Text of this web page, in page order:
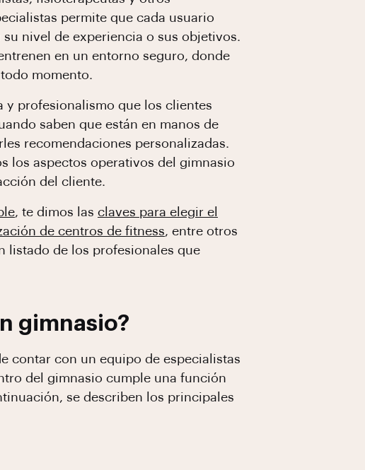
permite que cada usuario
nivel de experiencia o sus objetivos.
en un entorno seguro, donde
momento.
y profesionalismo que los clientes
saben que están en manos de
recomendaciones personalizadas.
los aspectos operativos del gimnasio
del cliente.
, te dimos las claves para elegir el
de centros de fitness, entre otros
listado de los profesionales que
gimnasio?
contar con un equipo de especialistas
del gimnasio cumple una función
se describen los principales